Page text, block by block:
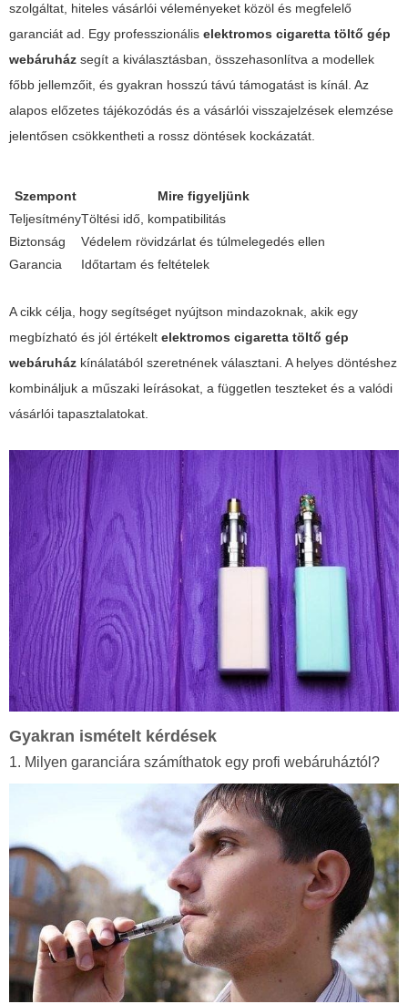
szolgáltat, hiteles vásárlói véleményeket közöl és megfelelő
garanciát ad. Egy professzionális elektromos cigaretta töltő gép
webáruház segít a kiválasztásban, összehasonlítva a modellek
főbb jellemzőit, és gyakran hosszú távú támogatást is kínál. Az
alapos előzetes tájékozódás és a vásárlói visszajelzések elemzése
jelentősen csökkentheti a rossz döntések kockázatát.
Szempont
Mire figyeljünk
TeljesítményTöltési idő, kompatibilitás
Biztonság
Védelem rövidzárlat és túlmelegedés ellen
Garancia
Időtartam és feltételek
A cikk célja, hogy segítséget nyújtson mindazoknak, akik egy
megbízható és jól értékelt elektromos cigaretta töltő gép
webáruház kínálatából szeretnének választani. A helyes döntéshez
kombináljuk a műszaki leírásokat, a független teszteket és a valódi
vásárlói tapasztalatokat.
Gyakran ismételt kérdések
1. Milyen garanciára számíthatok egy profi webáruháztól?